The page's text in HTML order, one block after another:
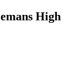
High